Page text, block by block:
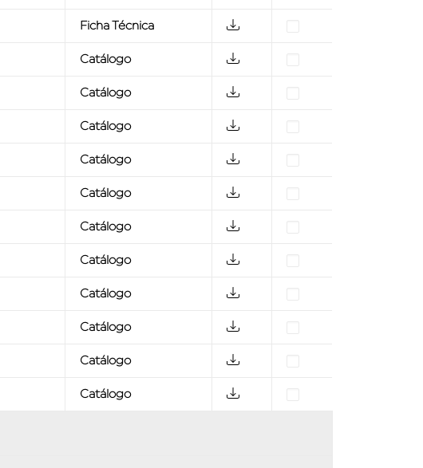
Ficha Técnica
Catálogo
Catálogo
Catálogo
Catálogo
Catálogo
Catálogo
Catálogo
Catálogo
Catálogo
Catálogo
Catálogo